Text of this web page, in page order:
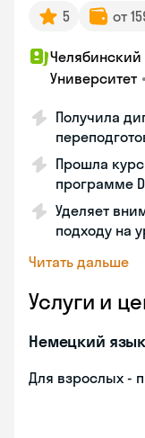
5 от
Челябинский
Университет •
Получила
Прошла
программе
Уделяет
подходу на
Читать дальше
Услуги и
Немецкий язык
Для взрослых -